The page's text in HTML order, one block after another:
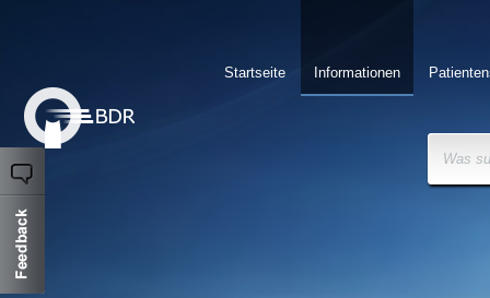
Informationen
Startseite
Was